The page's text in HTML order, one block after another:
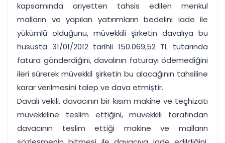
kapsamında ariyetten tahsis edilen menkul
malların ve yapılan yatırımların bedelini iade ile
yükümlü olduğunu, müvekkili şirketin davalıya bu
hususta 31/01/2012 tarihli 150.069,52 TL tutarında
fatura gönderdiğini, davalının faturayı ödemediğini
ileri sürerek müvekkil şirketin bu alacağının tahsiline
karar verilmesini talep ve dava etmiştir.
Davalı vekili, davacının bir kısım makine ve teçhizatı
müvekkiline teslim ettiğini, müvekkili tarafından
davacının teslim ettiği makine ve malların